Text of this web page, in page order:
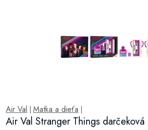
Air Val Matka a dieťa
Air Val Stranger Things